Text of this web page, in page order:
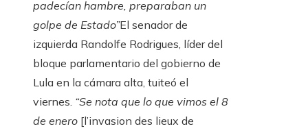
padecían hambre, preparaban un
golpe de Estado”El senador de
izquierda Randolfe Rodrigues, líder del
bloque parlamentario del gobierno de
Lula en la cámara alta, tuiteó el
viernes. “Se nota que lo que vimos el 8
de enero [l’invasion des lieux de